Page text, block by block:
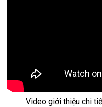
Video giới thiệu chi